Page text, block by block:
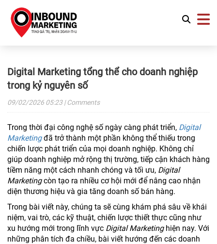
Digital Marketing tổng thể cho doanh nghiệp
trong kỷ nguyên số
09/02/2026 05:23| Comments
Trong thời đại công nghệ số ngày càng phát triển, Digital
Marketingđã trở thành một phần không thể thiếu trong
chiến lược phát triển của mọi doanh nghiệp. Không chỉ
giúp doanh nghiệp mở rộng thị trường, tiếp cận khách hàng
tiềm năng một cách nhanh chóng và tối ưu, Digital
Marketingcòn tạo ra nhiều cơ hội mới để nâng cao nhận
diện thương hiệu và gia tăng doanh số bán hàng.
Trong bài viết này, chúng ta sẽ cùng khám phá sâu về khái
niệm, vai trò, các kỹ thuật, chiến lược thiết thực cũng như
xu hướng mới trong lĩnh vực Digital Marketinghiện nay. Với
những phân tích đa chiều, bài viết hướng đến các doanh